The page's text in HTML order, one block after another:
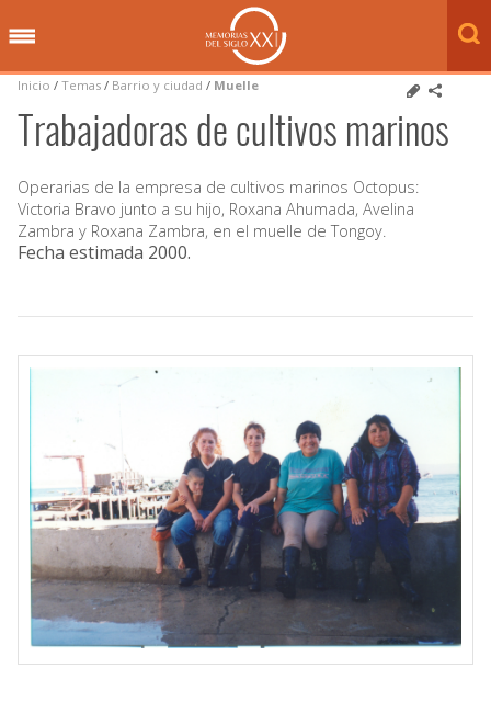
Inicio / Temas / Barrio y ciudad / Muelle
Trabajadoras de cultivos marinos
Operarias de la empresa de cultivos marinos Octopus:
Victoria Bravo junto a su hijo, Roxana Ahumada, Avelina
Zambra y Roxana Zambra, en el muelle de Tongoy.
Fecha estimada 2000.